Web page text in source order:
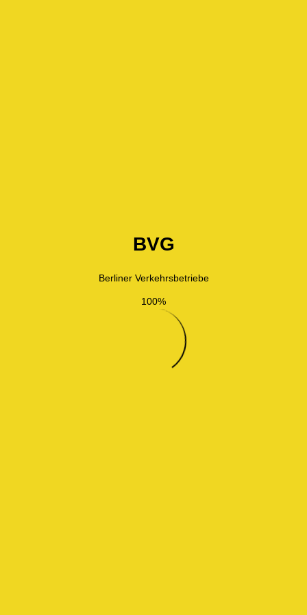
BVG
Berliner Verkehrsbetriebe
100%